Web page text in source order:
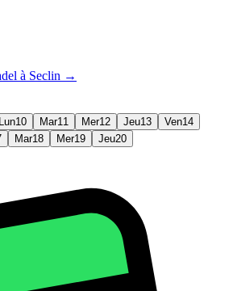
à Seclin →
Lun10 Mar11 Mer12 Jeu13 Ven14
Mar18 Mer19 Jeu20